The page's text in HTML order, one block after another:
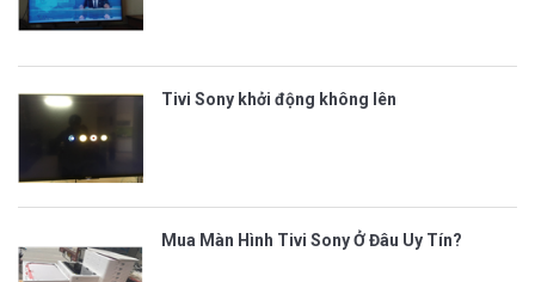
Tivi Sony khởi động không lên
Mua Màn Hình Tivi Sony Ở Đâu Uy Tín?